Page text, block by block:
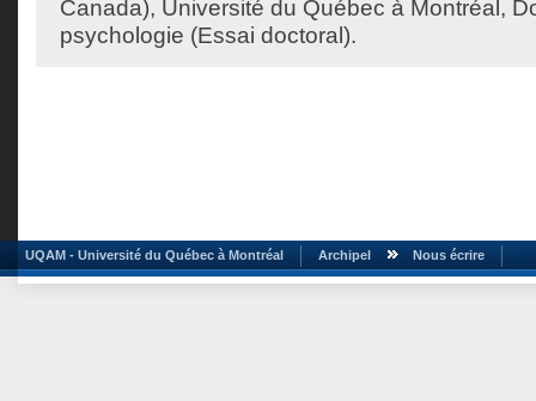
Canada), Université du Québec à Montréal,
psychologie (Essai doctoral).
UQAM - Université du Québec à Montréal Archipel Nous écrire